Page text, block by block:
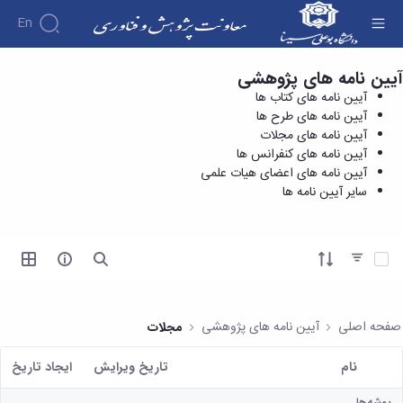
En
درباره
معاونت
درباره
معرفی
معاون
اهداف
و
قبلی
امور
پژوهشی
رئیس
کتابخانه
پژوهش
پژوهش
هفته
پژوهش
و
ها
های
تحقیقاتی
فناوری و
کارآفرینی
مدیریت
کارگروه‌ها
مدیریت‌ها
امور
پژوهشی
و
مرکز
اسناد
دفتر
کاربرگ
فرم
ها
آیین
های
آیین نامه های کنفرانس ها - معاونت پژوهش و
فناوری
آیین نامه های پژوهشی
آیین نامه های کتاب ها
آیین نامه های طرح ها
آیین نامه های مجلات
آیین نامه های کنفرانس ها
آیین نامه های اعضای هیات علمی
سایر آیین نامه ها
آیتم ها را انتخاب کنید
صفحه اصلی آیین نامه های پژوهشی مجلات
کاربر انتخاب شده
نام تاریخ ویرایش ايجاد تاريخ